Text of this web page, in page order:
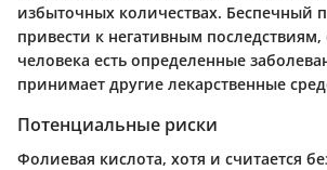
избыточных количествах. Беспечный
привести к негативным
человека есть определенные
принимает другие лекарственные
Потенциальные риски
Фолиевая кислота, хотя и считается